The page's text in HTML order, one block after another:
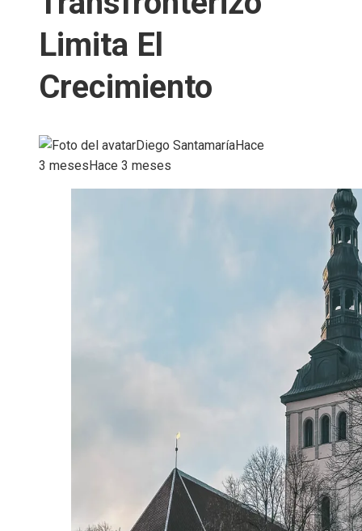
Limita El
Crecimiento
Diego SantamaríaHace
3 meses Hace 3 meses